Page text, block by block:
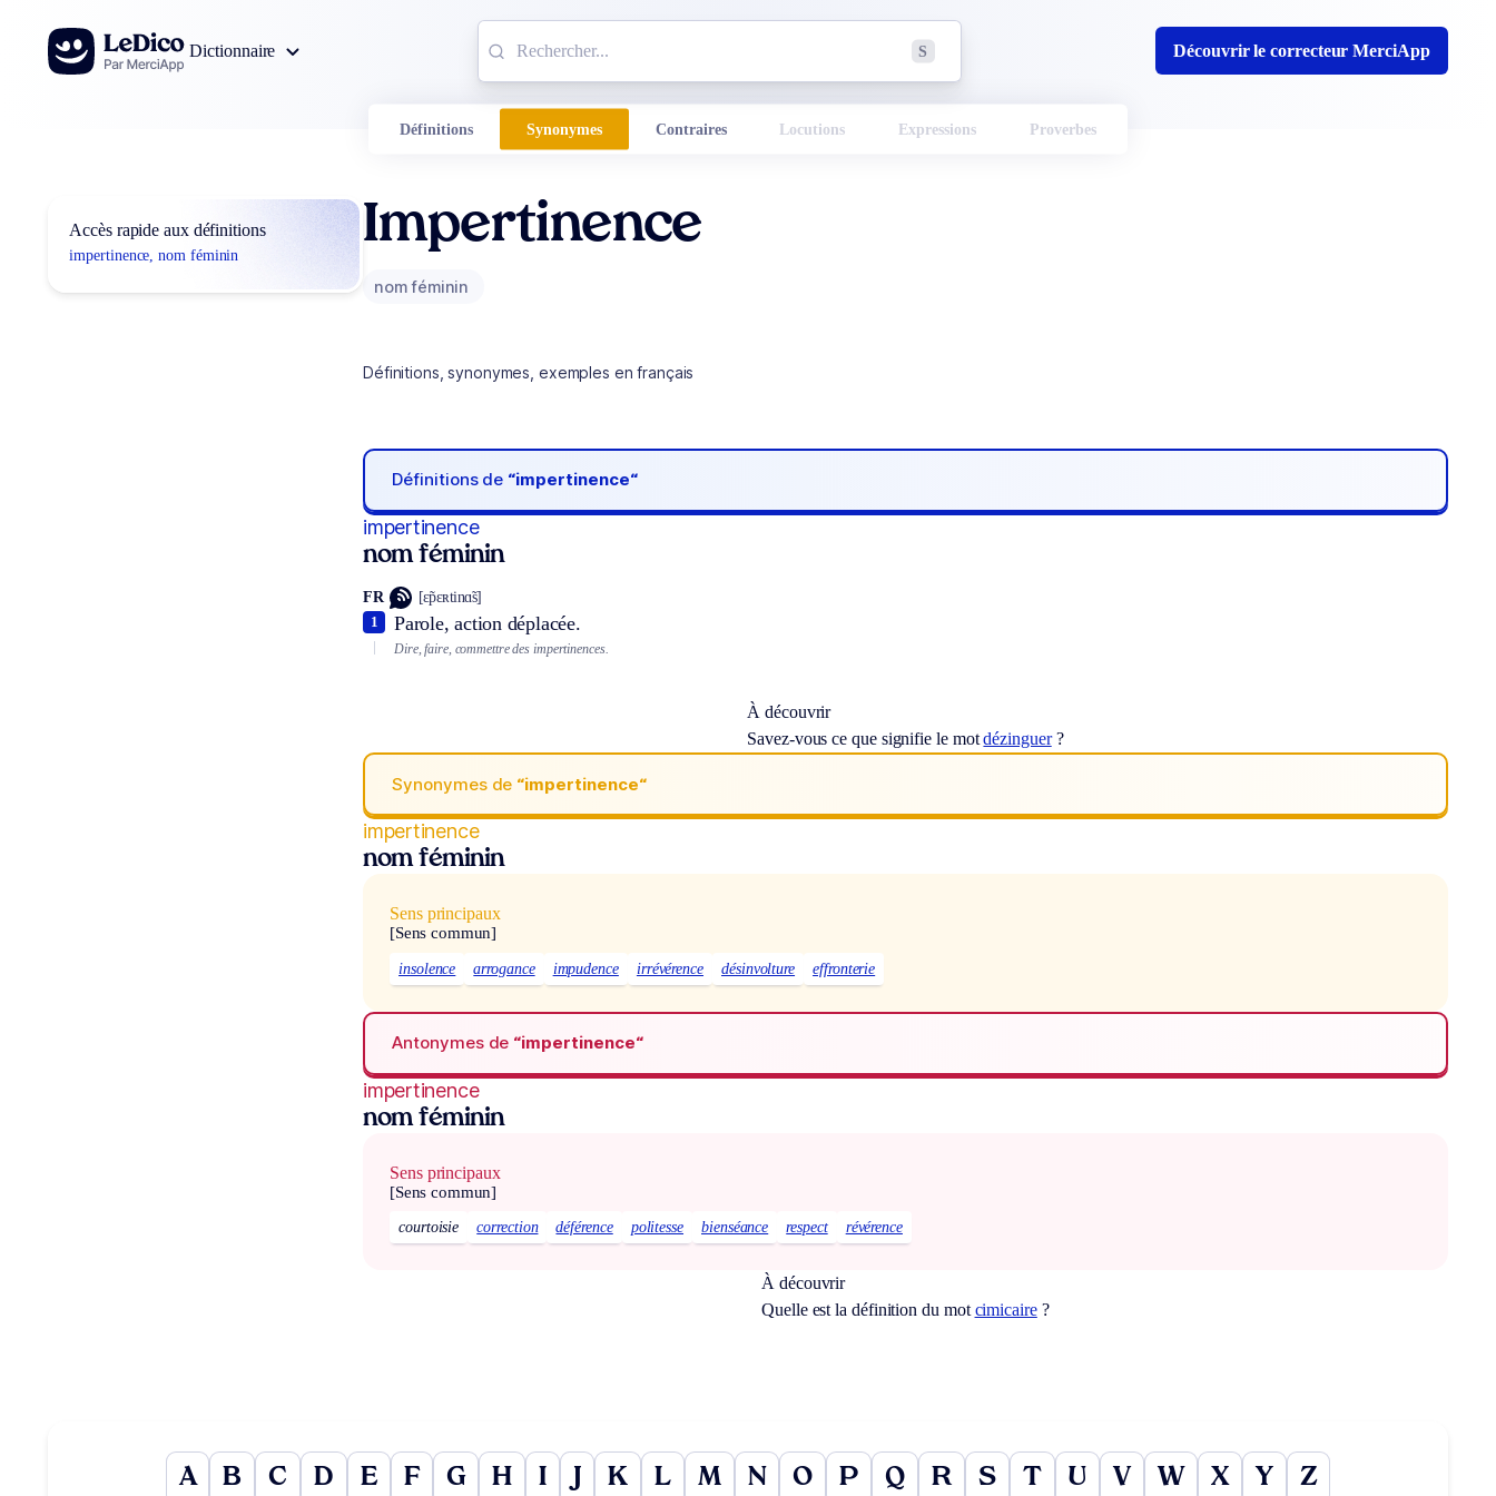
Aller au contenu
Dictionnaire
S Découvrir le correcteur MerciApp
Définitions Synonymes Contraires Locutions Expressions Proverbes
Accès rapide aux définitions
impertinence, nom féminin
Impertinence
nom féminin
Définitions, synonymes, exemples en français
Définitions de “impertinence“
impertinence
nom féminin
FR [ɛ̃pɛʀtinɑ̃s]
Parole, action déplacée.
1
Dire, faire, commettre des impertinences.
À découvrir
Savez-vous ce que signifie le motdézinguer?
Synonymes de “impertinence“
impertinence
nom féminin
Sens principaux
[Sens commun]
insolence arrogance impudence irrévérence désinvolture effronterie
Antonymes de “impertinence“
impertinence
nom féminin
Sens principaux
[Sens commun]
courtoisie correction déférence politesse bienséance respect révérence
À découvrir
Quelle est la définition du mot cimicaire?
A B C D E F G H I J K L M N O P Q R S T U V W X Y Z